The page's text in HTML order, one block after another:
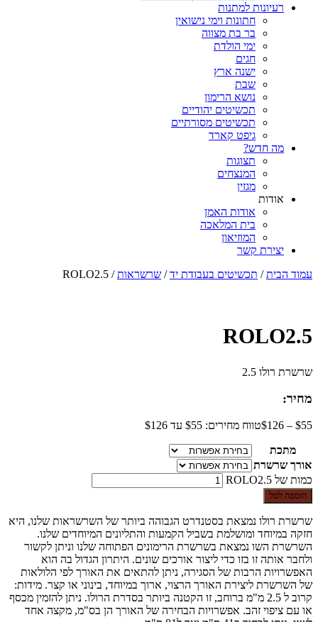
רעיונות למתנות
חתונות וימי נישואין
בר בת מצווה
ימי הולדת
חגים
ישנה ארץ
שבת
נושא הרימון
תכשיטים יהודיים
תכשיטים מסורתיים
גיפט קארד
מה חדש?
תצוגות
המנצחים
מגזין
אודות
אודות האמן
בית המלאכה
המוזיאון
יצירת קשר
עמוד הבית/ תכשיטים בעבודת יד/ שרשראות/ ROLO2.5
ROLO2.5
שרשרת רולו 2.5
מחיר:
$55
–
$126 טווח מחירים: ⁦$55⁩ עד ⁦$126⁩
מתכת
אורך שרשרת
כמות של ROLO2.5
הוספה לסל
שרשרת רולו נמצאת בסטנדרט הגבוהה ביותר של השרשראות שלנו, היא
חזקה במיוחד ומושלמת בשביל הקמעות והתליונים המיוחדים שלנו.
השרשרת השו נמצאת בשרשרת הרימונים הפתוחה שלנו וניתן לקשור
ולחבר אותה זו בזו כדי ליצור אורכים שונים. היתרון הגדול בה הוא
האפשרויות הרבות של הסגירה, ניתן להתאים את האורך לפי הלולאות
של השרשרת ליצירת האורך הרצוי, ארוך במיוחד, בינוני או קצר. מידות:
קרוב ל 2.5 מ"מ ברוחב, זו הקטנה ביותר בסדרת הרולו. ניתן להזמין מכסף
או עם ציפוי זהב. אפשרויות הבחירה של האורך הן בס"מ, מקצה אחד